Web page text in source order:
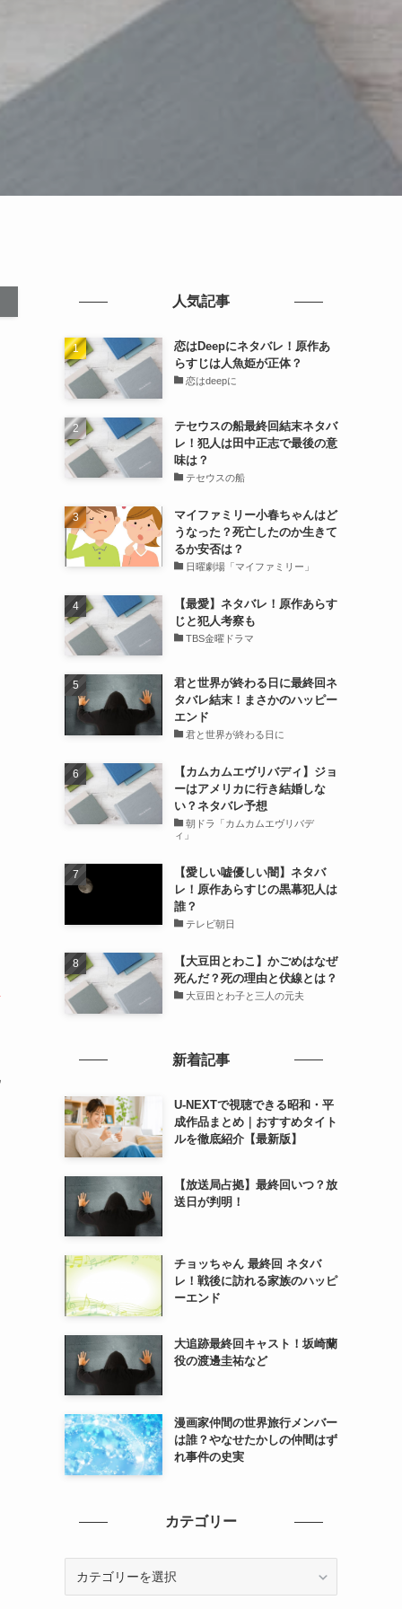
人気記事
恋はDeepにネタバレ！原作あ
らすじは人魚姫が正体？
恋はdeepに
テセウスの船最終回結末ネタバ
レ！犯人は田中正志で最後の意
味は？
テセウスの船
マイファミリー小春ちゃんはど
うなった？死亡したのか生きて
るか安否は？
日曜劇場「マイファミリー」
【最愛】ネタバレ！原作あらす
じと犯人考察も
TBS金曜ドラマ
君と世界が終わる日に最終回ネ
タバレ結末！まさかのハッピー
エンド
君と世界が終わる日に
【カムカムエヴリバディ】ジョ
ーはアメリカに行き結婚しな
い？ネタバレ予想
朝ドラ「カムカムエヴリバデ
ィ」
【愛しい嘘優しい闇】ネタバ
レ！原作あらすじの黒幕犯人は
誰？
テレビ朝日
【大豆田とわこ】かごめはなぜ
死んだ？死の理由と伏線とは？
大豆田とわ子と三人の元夫
新着記事
U-NEXTで視聴できる昭和・平
成作品まとめ｜おすすめタイト
ルを徹底紹介【最新版】
【放送局占拠】最終回いつ？放
送日が判明！
チョッちゃん 最終回 ネタバ
レ！戦後に訪れる家族のハッピ
ーエンド
大追跡最終回キャスト！坂崎蘭
役の渡邊圭祐など
漫画家仲間の世界旅行メンバー
は誰？やなせたかしの仲間はず
れ事件の史実
カテゴリー